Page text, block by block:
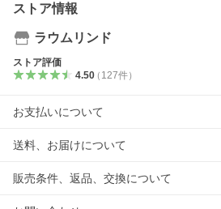
ストア情報
ラウムリンド
ストア評価
4.50（ 127件）
お支払いについて
送料、お届けについて
販売条件、返品、交換について